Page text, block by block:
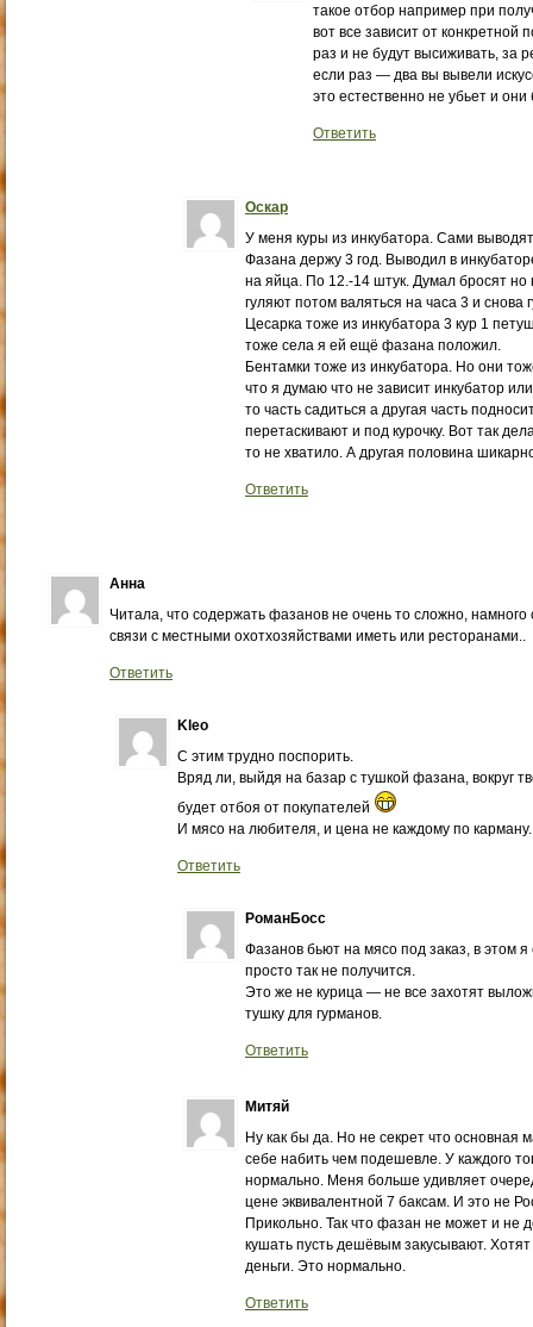
такое отбор например при
вот все зависит от
раз и не будут высиживать, за
если раз — два вы вывели
это естественно не убьет и
Ответить
Оскар
У меня куры из инкубатора. Сами
Фазана держу 3 год. Выводил в
на яйца. По 12.-14 штук. Думал бросят но
гуляют потом валяться на часа 3 и
Цесарка тоже из инкубатора 3 кур 1
тоже села я ей ещё фазана положил.
Бентамки тоже из инкубатора. Но они
что я думаю что не зависит инкубатор
то часть садиться а другая часть
перетаскивают и под курочку. Вот так
то не хватило. А другая половина
Ответить
Анна
Читала, что содержать фазанов не очень то сложно,
связи с местными охотхозяйствами иметь или ресторанами..
Ответить
Kleo
С этим трудно поспорить.
Вряд ли, выйдя на базар с тушкой фазана, вокруг
будет отбоя от покупателей
И мясо на любителя, и цена не каждому по карману.
Ответить
РоманБосс
Фазанов бьют на мясо под заказ, в этом я
просто так не получится.
Это же не курица — не все захотят
тушку для гурманов.
Ответить
Митяй
Ну как бы да. Но не секрет что основная
себе набить чем подешевле. У каждого
нормально. Меня больше удивляет
цене эквивалентной 7 баксам. И это не
Прикольно. Так что фазан не может и не
кушать пусть дешёвым закусывают.
деньги. Это нормально.
Ответить